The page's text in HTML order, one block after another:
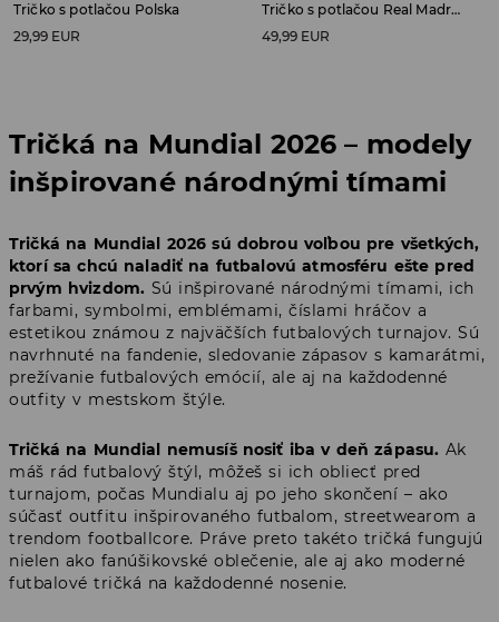
Tričko s potlačou Polska
29,99 EUR
Tričko s potlačou Real Madrid
49,99 EUR
Tričká na Mundial 2026 – modely
inšpirované národnými tímami
Tričká na Mundial 2026 sú dobrou voľbou pre všetkých,
ktorí sa chcú naladiť na futbalovú atmosféru ešte pred
prvým hvizdom. Sú inšpirované národnými tímami, ich
farbami, symbolmi, emblémami, číslami hráčov a
estetikou známou z najväčších futbalových turnajov. Sú
navrhnuté na fandenie, sledovanie zápasov s kamarátmi,
prežívanie futbalových emócií, ale aj na každodenné
outfity v mestskom štýle.
Tričká na Mundial nemusíš nosiť iba v deň zápasu. Ak
máš rád futbalový štýl, môžeš si ich obliecť pred
turnajom, počas Mundialu aj po jeho skončení – ako
súčasť outfitu inšpirovaného futbalom, streetwearom a
trendom footballcore. Práve preto takéto tričká fungujú
nielen ako fanúšikovské oblečenie, ale aj ako moderné
futbalové tričká na každodenné nosenie.